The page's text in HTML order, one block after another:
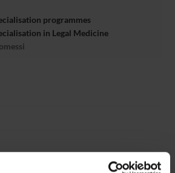
programmes
in Legal Medicine